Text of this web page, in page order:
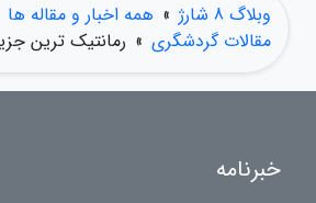
وبلاگ 8 شارژ » همه اخبار و مقاله ها
مقالات گردشگری » رمانتیک ترین
خبرنامه